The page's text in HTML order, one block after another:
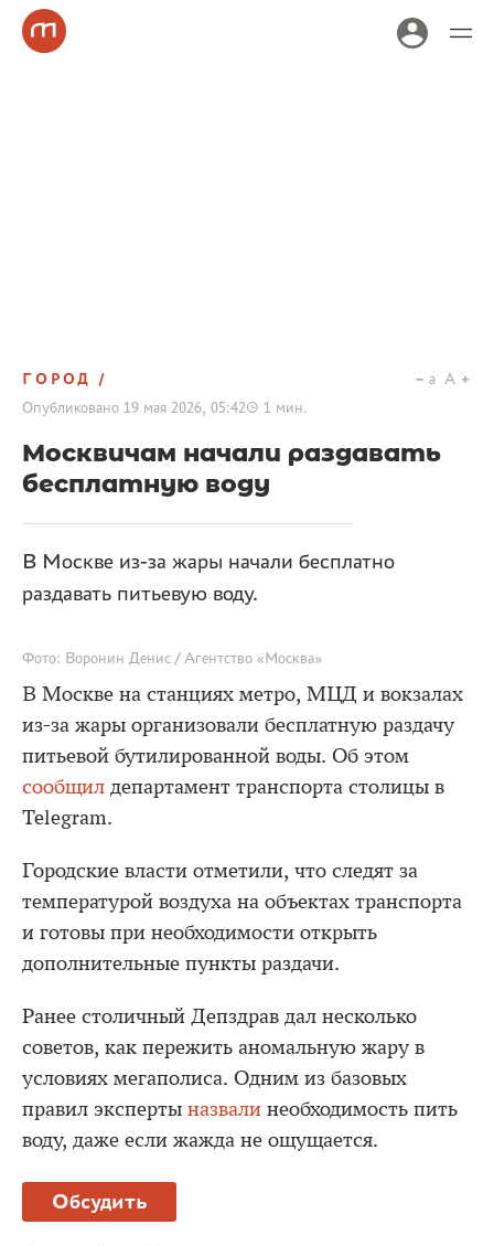
ГОРОД
Опубликовано 19 мая 2026, 05:42 1 мин.
a A
Москвичам начали раздавать
бесплатную воду
В Москве из-за жары начали бесплатно
раздавать питьевую воду.
Фото: Воронин Денис / Агентство «Москва»
В Москве на станциях метро, МЦД и вокзалах
из-за жары организовали бесплатную раздачу
питьевой бутилированной воды. Об этом
сообщил департамент транспорта столицы в
Telegram.
Городские власти отметили, что следят за
температурой воздуха на объектах транспорта
и готовы при необходимости открыть
дополнительные пункты раздачи.
Ранее столичный Депздрав дал несколько
советов, как пережить аномальную жару в
условиях мегаполиса. Одним из базовых
правил эксперты назвали необходимость пить
воду, даже если жажда не ощущается.
Обсудить